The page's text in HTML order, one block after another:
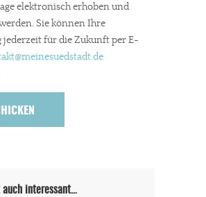
elektronisch erhoben und
Sie können Ihre
für die Zukunft per E-
@meinesuedstadt.de
interessant…